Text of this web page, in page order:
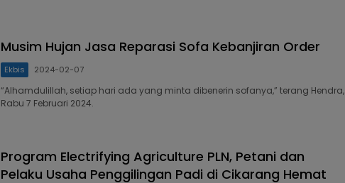
Musim Hujan Jasa Reparasi Sofa Kebanjiran Order
Ekbis 2024-02-07
“Alhamdulillah, setiap hari ada yang minta dibenerin sofanya,” terang Hendra,
Rabu 7 Februari 2024.
Program Electrifying Agriculture PLN, Petani dan
Pelaku Usaha Penggilingan Padi di Cikarang Hemat